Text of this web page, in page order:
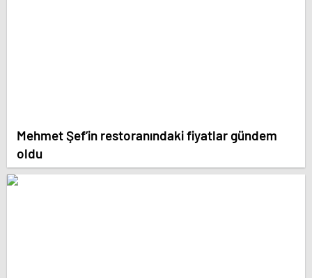
Mehmet Şef’in restoranındaki fiyatlar gündem
oldu